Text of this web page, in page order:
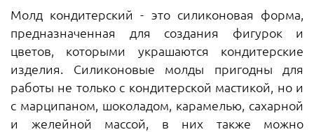
Молд кондитерский - это силиконовая форма,
предназначенная для создания фигурок и
цветов, которыми украшаются кондитерские
изделия. Силиконовые молды пригодны для
работы не только с кондитерской мастикой, но и
с марципаном, шоколадом, карамелью, сахарной
и желейной массой, в них также можно